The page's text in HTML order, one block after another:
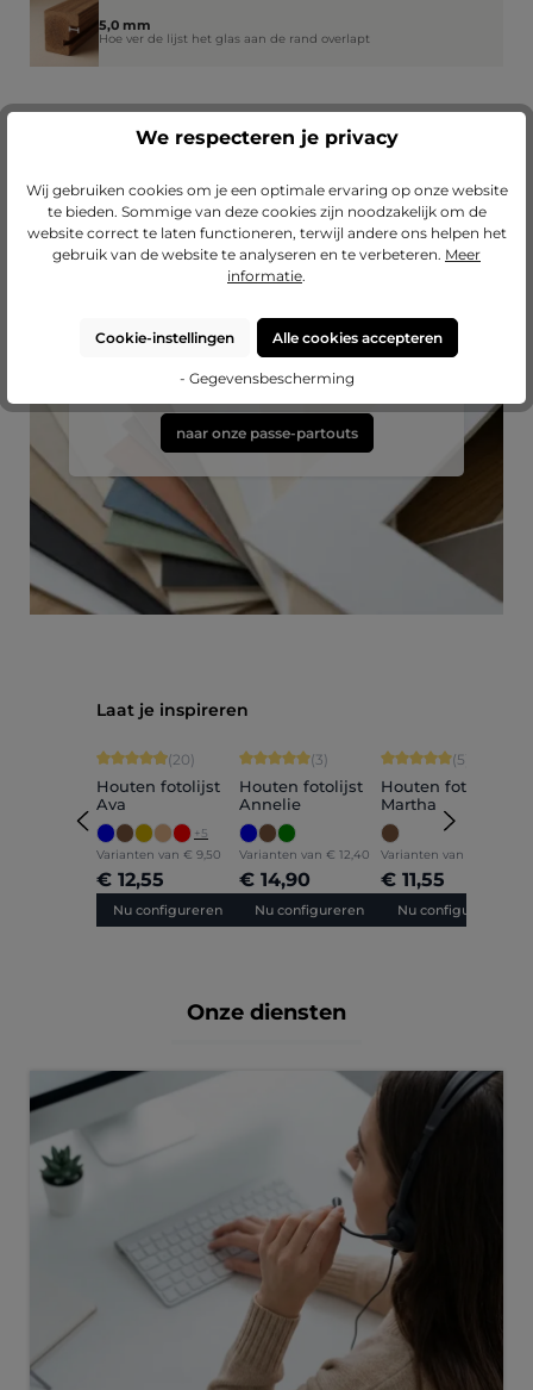
5,0 mm
Hoe ver de lijst het glas aan de rand overlapt
Passend passe-partout?
Verfraai je lijst met een hoogwaardig passe-
partout van Mijn Favoriete Lijst.
naar onze passe-partouts
Productgalerij overslaan
Laat je inspireren
Gemiddelde waardering van 4.9 van 5 sterren
(20)
Houten fotolijst
Ava
+5
Varianten van € 9,50
€ 12,55
Nu configureren
Gemiddelde waardering van 5 van 5
(3)
Houten fotolijst
Annelie
Varianten van € 12,40
€ 14,90
Nu configureren
Gemiddelde
(5)
Houten fotolijst
Martha
Varianten van
€ 11,55
Nu configureren
Onze diensten
We respecteren je privacy
Wij gebruiken cookies om je een optimale ervaring op onze website
te bieden. Sommige van deze cookies zijn noodzakelijk om de
website correct te laten functioneren, terwijl andere ons helpen het
gebruik van de website te analyseren en te verbeteren. Meer
informatie.
Cookie-instellingen Alle cookies accepteren
- Gegevensbescherming